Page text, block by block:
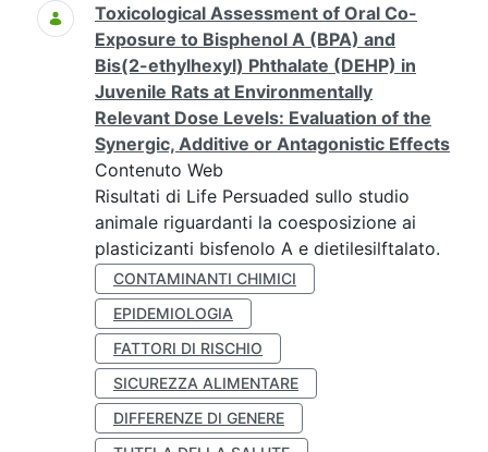
Toxicological Assessment of Oral Co-
Exposure to Bisphenol A (BPA) and
Bis(2-ethylhexyl) Phthalate (DEHP) in
Juvenile Rats at Environmentally
Relevant Dose Levels: Evaluation of the
Synergic, Additive or Antagonistic Effects
Contenuto Web
Risultati di Life Persuaded sullo studio
animale riguardanti la coesposizione ai
plasticizanti bisfenolo A e dietilesilftalato.
CONTAMINANTI CHIMICI
EPIDEMIOLOGIA
FATTORI DI RISCHIO
SICUREZZA ALIMENTARE
DIFFERENZE DI GENERE